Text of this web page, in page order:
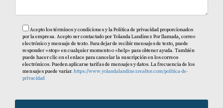
2. ¿Es seguro vivir en Cap Cana?
Sí, Cap Cana es conocido por su alta seguridad; cuenta
con vigilancia 24 horas al día y controles estrictos de
acceso.
3. ¿Qué tipo de servicios están disponibles
Acepto los términos y condiciones y la Política de privacidad proporcionados
por la empresa. Acepto ser contactado por Yolanda Landinez Por llamada, correo
electrónico y mensaje de texto. Para dejar de recibir mensajes de texto, puede
responder «stop» en cualquier momento o «help» para obtener ayuda. También
puede hacer clic en el enlace para cancelar la suscripción en los correos
electrónicos. Pueden aplicarse tarifas de mensajes y datos. La frecuencia de los
mensajes puede variar. https://www.yolandalandinezrealtor.com/politica-de-
privacidad